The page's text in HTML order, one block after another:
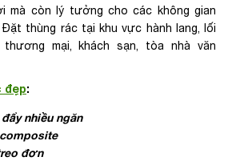
mà còn lý tưởng cho các không gian
thùng rác tại khu vực hành lang, lối
mại, khách sạn, tòa nhà văn
đẹp:
nhiều ngăn
đơn